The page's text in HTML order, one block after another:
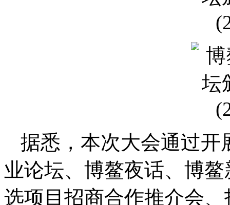
据悉，本次大会通过开
业论坛、博鳌夜话、博
选项目招商合作推介会